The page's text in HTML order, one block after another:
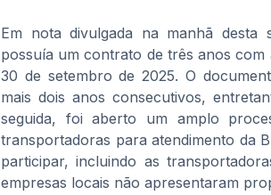
Em nota divulgada na manhã desta
possuía um contrato de três anos
30 de setembro de 2025. O
mais dois anos consecutivos,
seguida, foi aberto um amplo
transportadoras para atendimento da
participar, incluindo as
empresas locais não apresentaram